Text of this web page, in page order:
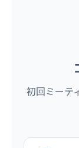
初回ミーテ